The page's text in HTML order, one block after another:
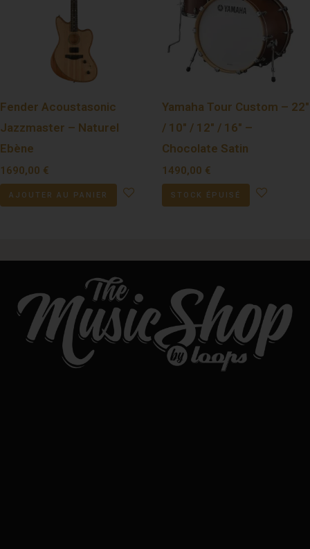
Fender Acoustasonic
Jazzmaster – Naturel
Ebène
1690,00 €
AJOUTER AU PANIER
Yamaha Tour Custom – 22″
/ 10″ / 12″ / 16″ –
Chocolate Satin
1490,00 €
STOCK ÉPUISÉ